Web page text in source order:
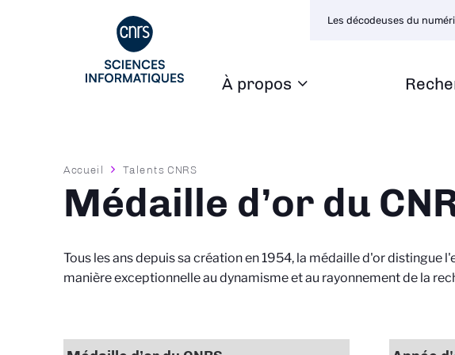
Navigation
À propos
secondaire
Les décodeuses du
Fil
d'Ariane
Accueil Talents CNRS
Médaille d’or du
Tous les ans depuis sa création en 1954, la médaille d'or
manière exceptionnelle au dynamisme et au rayonnement de la